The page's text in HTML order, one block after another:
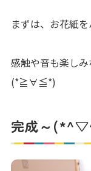
まずは、お花紙
感触や音も楽し
(*≧∀≦*)
完成～